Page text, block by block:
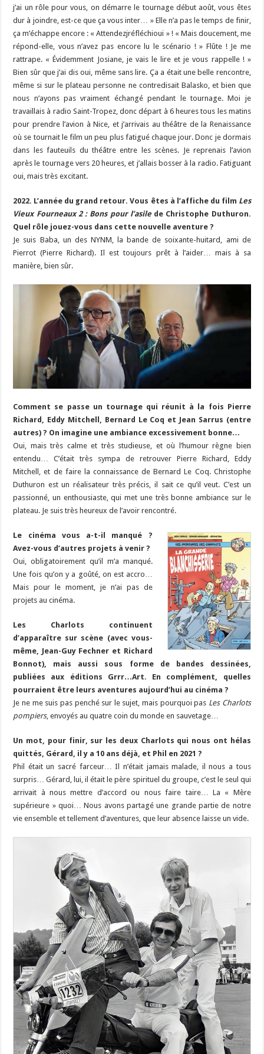
j’ai un rôle pour vous, on démarre le tournage début août, vous êtes
dur à joindre, est-ce que ça vous inter… » Elle n’a pas le temps de finir,
ça m’échappe encore : « Attendezjréfléchioui » ! « Mais doucement, me
répond-elle, vous n’avez pas encore lu le scénario ! » Flûte ! Je me
rattrape. « Évidemment Josiane, je vais le lire et je vous rappelle ! »
Bien sûr que j’ai dis oui, même sans lire. Ça a était une belle rencontre,
même si sur le plateau personne ne contredisait Balasko, et bien que
nous n’ayons pas vraiment échangé pendant le tournage. Moi je
travaillais à radio Saint-Tropez, donc départ à 6 heures tous les matins
pour prendre l’avion à Nice, et j’arrivais au théâtre de la Renaissance
où se tournait le film un peu plus fatigué chaque jour. Donc je dormais
dans les fauteuils du théâtre entre les scènes. Je reprenais l’avion
après le tournage vers 20 heures, et j’allais bosser à la radio. Fatiguant
oui, mais très excitant.
2022. L’année du grand retour. Vous êtes à l’affiche du film Les
Vieux Fourneaux 2 : Bons pour l’asilede Christophe Duthuron.
Quel rôle jouez-vous dans cette nouvelle aventure ?
Je suis Baba, un des NYNM, la bande de soixante-huitard, ami de
Pierrot (Pierre Richard). Il est toujours prêt à l’aider… mais à sa
manière, bien sûr.
Comment se passe un tournage qui réunit à la fois Pierre
Richard, Eddy Mitchell, Bernard Le Coq et Jean Sarrus (entre
autres) ? On imagine une ambiance excessivement bonne…
Oui, mais très calme et très studieuse, et où l’humour règne bien
entendu… C’était très sympa de retrouver Pierre Richard, Eddy
Mitchell, et de faire la connaissance de Bernard Le Coq. Christophe
Duthuron est un réalisateur très précis, il sait ce qu’il veut. C’est un
passionné, un enthousiaste, qui met une très bonne ambiance sur le
plateau. Je suis très heureux de l’avoir rencontré.
Le cinéma vous a-t-il manqué ?
Avez-vous d’autres projets à venir ?
Oui, obligatoirement qu’il m’a manqué.
Une fois qu’on y a goûté, on est accro…
Mais pour le moment, je n’ai pas de
projets au cinéma.
Les Charlots continuent
d’apparaître sur scène (avec vous-
même, Jean-Guy Fechner et Richard
Bonnot), mais aussi sous forme de bandes dessinées,
publiées aux éditions Grrr…Art. En complément, quelles
pourraient être leurs aventures aujourd’hui au cinéma ?
Je ne me suis pas penché sur le sujet, mais pourquoi pas Les Charlots
pompiers, envoyés au quatre coin du monde en sauvetage…
Un mot, pour finir, sur les deux Charlots qui nous ont hélas
quittés, Gérard, il y a 10 ans déjà, et Phil en 2021 ?
Phil était un sacré farceur… Il n’était jamais malade, il nous a tous
surpris… Gérard, lui, il était le père spirituel du groupe, c’est le seul qui
arrivait à nous mettre d’accord ou nous faire taire… La « Mère
supérieure » quoi… Nous avons partagé une grande partie de notre
vie ensemble et tellement d’aventures, que leur absence laisse un vide.